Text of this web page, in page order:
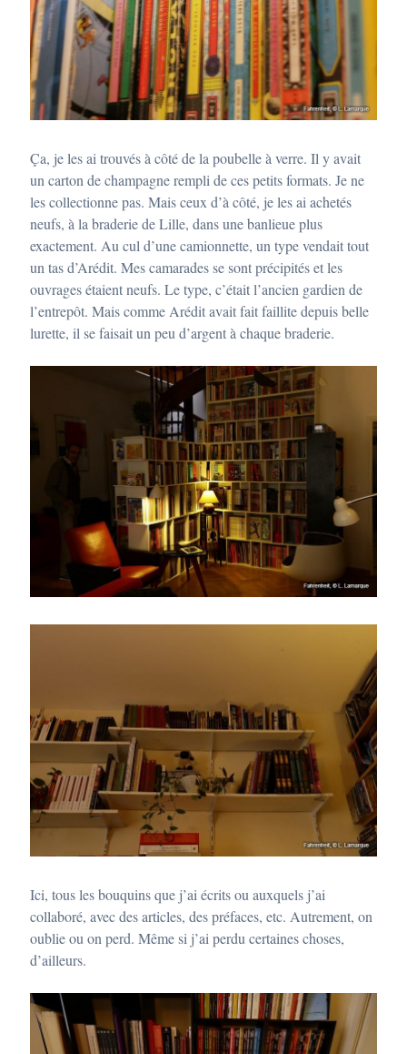
Ça, je les ai trouvés à côté de la poubelle à verre. Il y avait
un carton de champagne rempli de ces petits formats. Je ne
les collectionne pas. Mais ceux d’à côté, je les ai achetés
neufs, à la braderie de Lille, dans une banlieue plus
exactement. Au cul d’une camionnette, un type vendait tout
un tas d’Arédit. Mes camarades se sont précipités et les
ouvrages étaient neufs. Le type, c’était l’ancien gardien de
l’entrepôt. Mais comme Arédit avait fait faillite depuis belle
lurette, il se faisait un peu d’argent à chaque braderie.
Ici, tous les bouquins que j’ai écrits ou auxquels j’ai
collaboré, avec des articles, des préfaces, etc. Autrement, on
oublie ou on perd. Même si j’ai perdu certaines choses,
d’ailleurs.